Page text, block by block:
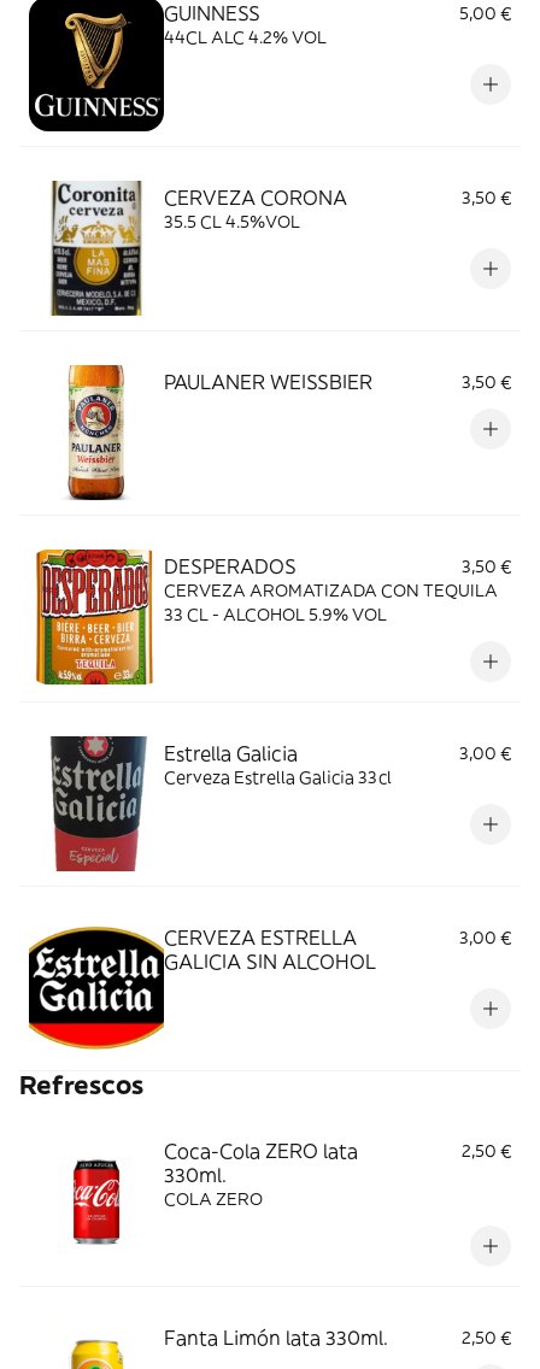
GUINNESS
5,00 €
44CL ALC 4.2% VOL
CERVEZA CORONA
3,50 €
35.5 CL 4.5%VOL
PAULANER WEISSBIER 3,50 €
DESPERADOS
3,50 €
CERVEZA AROMATIZADA CON TEQUILA
33 CL - ALCOHOL 5.9% VOL
Estrella Galicia
3,00 €
Cerveza Estrella Galicia 33cl
CERVEZA ESTRELLA
GALICIA SIN ALCOHOL
3,00 €
Refrescos
Coca-Cola ZERO lata
330ml.
2,50 €
COLA ZERO
Fanta Limón lata 330ml. 2,50 €